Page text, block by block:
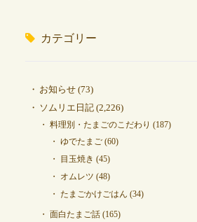
カテゴリー
お知らせ(73)
ソムリエ日記(2,226)
料理別・たまごのこだわり (187)
ゆでたまご(60)
目玉焼き (45)
オムレツ (48)
たまごかけごはん (34)
面白たまご話(165)